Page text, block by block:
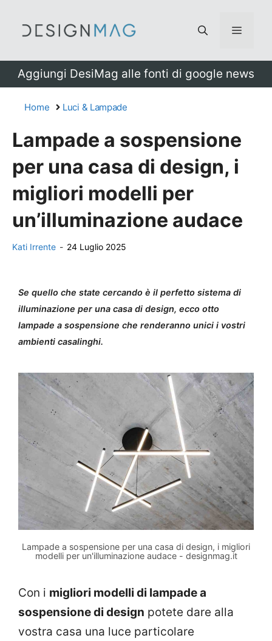
Menu
Aggiungi DesiMag alle fonti di google news
Home Luci & Lampade
Lampade a sospensione
per una casa di design, i
migliori modelli per
un’illuminazione audace
Kati Irrente - 24 Luglio 2025
Se quello che state cercando è il perfetto sistema di
illuminazione per una casa di design, ecco otto
lampade a sospensione che renderanno unici i vostri
ambienti casalinghi.
Lampade a sospensione per una casa di design, i migliori
modelli per un'illuminazione audace - designmag.it
Con i migliori modelli di lampade a
sospensione di design potete dare alla
vostra casa una luce particolare